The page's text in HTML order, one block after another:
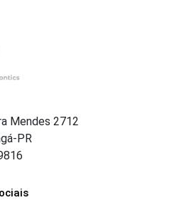
Mendes 2712
PR